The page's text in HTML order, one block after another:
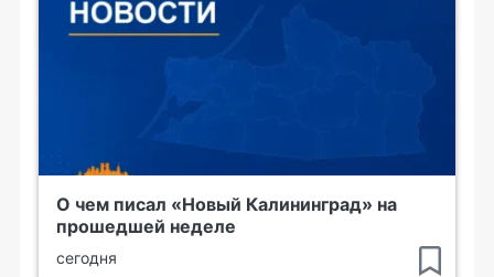
О чем писал «Новый Калининград» на
прошедшей неделе
сегодня